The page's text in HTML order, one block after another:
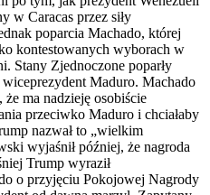
w Caracas przez siły
poparcia Machado, której
kontestowanych wyborach w
Stany Zjednoczone poparły
Maduro. Machado
że ma nadzieję osobiście
przeciwko Maduro i chciałaby
nazwał to „wielkim
wyjaśnił później, że nagroda
Trump wyraził
o przyjęciu Pokojowej Nagrody